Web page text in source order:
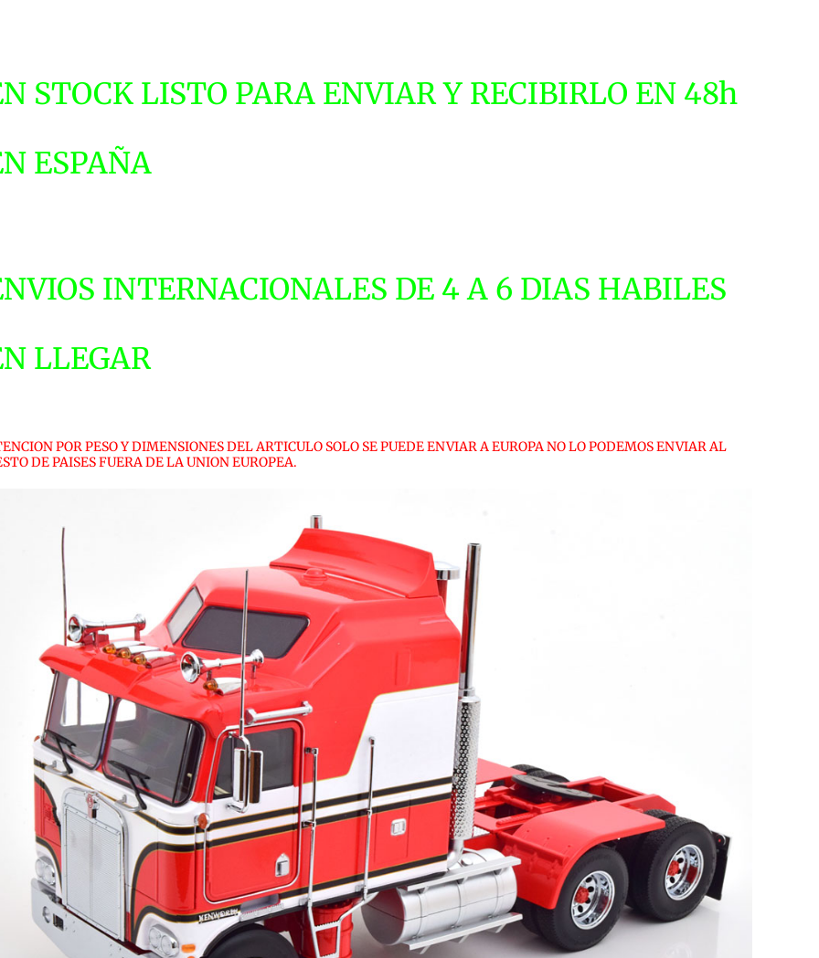
STOCK LISTO PARA ENVIAR Y RECIBIRLO EN 48h
ESPAÑA
INTERNACIONALES DE 4 A 6 DIAS HABILES
LLEGAR
POR PESO Y DIMENSIONES DEL ARTICULO SOLO SE PUEDE ENVIAR A EUROPA NO LO PODEMOS ENVIAR AL
DE PAISES FUERA DE LA UNION EUROPEA.